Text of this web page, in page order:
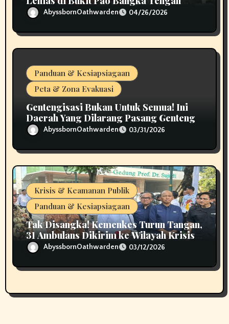
Bikin Panik
AbyssbornOathwarden 04/26/2026
Panduan & Kesiapsiagaan
Peta & Zona Evakuasi
Gentengisasi Bukan Untuk Semua! Ini
Daerah Yang Dilarang Pasang Genteng
AbyssbornOathwarden 03/31/2026
Krisis & Keamanan Publik
Panduan & Kesiapsiagaan
Tak Disangka! Kemenkes Turun Tangan,
31 Ambulans Dikirim ke Wilayah Krisis
Bencana Sumatera
AbyssbornOathwarden 03/12/2026